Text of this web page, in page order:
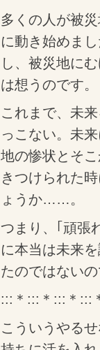
多くの人が被
に動き始めま
し、被災地に
は想うのです。
これまで、未
っこない。未
地の惨状とそ
きつけられた
ょうか……。
つまり、｢頑張
に本当は未来
たのではない
:::＊:::＊:::＊:::
こういうやる